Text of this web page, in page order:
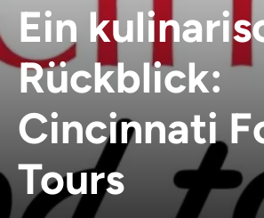
Ein
Rückblick:
Cincinnati
Tours